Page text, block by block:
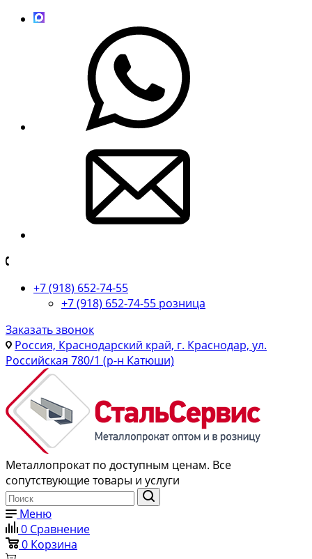
+7 (918) 652-74-55
+7 (918) 652-74-55 розница
Заказать звонок
Россия, Краснодарский край, г. Краснодар, ул.
Российская 780/1 (р-н Катюши)
Металлопрокат по доступным ценам. Все
сопутствующие товары и услуги
Меню
0 Сравнение
0 Корзина